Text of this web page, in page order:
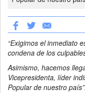
“Exigimos el inmediato
condena de los
Asimismo, hacemos
Vicepresidenta, líder
Popular de nuestro país”.